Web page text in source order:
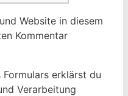
Website in diesem
Kommentar
erklärst du
Verarbeitung